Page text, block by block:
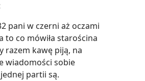
pani w czerni aż oczami
to co mówiła starościna
razem kawę piją, na
wiadomości sobie
partii są.